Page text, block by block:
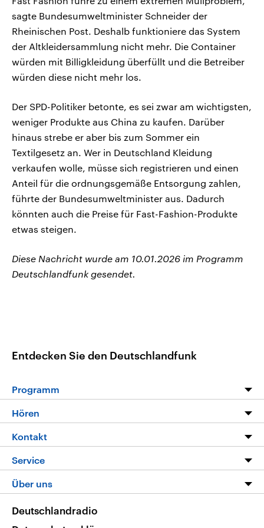
sagte Bundesumweltminister Schneider der
Rheinischen Post. Deshalb funktioniere das System
der Altkleidersammlung nicht mehr. Die Container
würden mit Billigkleidung überfüllt und die Betreiber
würden diese nicht mehr los.
Der SPD-Politiker betonte, es sei zwar am wichtigsten,
weniger Produkte aus China zu kaufen. Darüber
hinaus strebe er aber bis zum Sommer ein
Textilgesetz an. Wer in Deutschland Kleidung
verkaufen wolle, müsse sich registrieren und einen
Anteil für die ordnungsgemäße Entsorgung zahlen,
führte der Bundesumweltminister aus. Dadurch
könnten auch die Preise für Fast-Fashion-Produkte
etwas steigen.
Diese Nachricht wurde am 10.01.2026 im Programm
Deutschlandfunk gesendet.
Entdecken Sie den Deutschlandfunk
Programm
Programm
Die Nachrichten
Nachrichtenleicht
Neue Beiträge auf dlf.de
Hören
Livestream
Podcasts
Deutschlandfunk App
Nachrichten App
Kontakt
Hörerservice
Service
FAQ
Veranstaltungen
Über uns
Deutschlandradio